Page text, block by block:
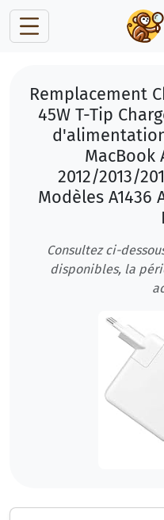
Remplacement
45W T-Tip
MacBook
2012/2013/
Modèles A1436
Consultez ci-
disponibles, la